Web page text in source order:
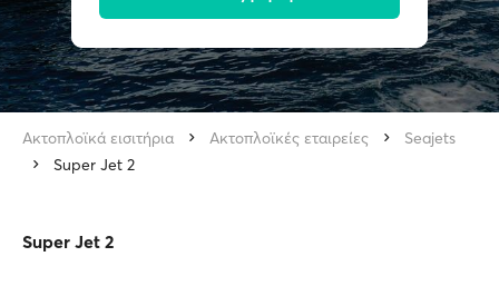
Ακτοπλοϊκά εισιτήρια Ακτοπλοϊκές εταιρείες
Seajets
Super Jet 2
Super Jet 2